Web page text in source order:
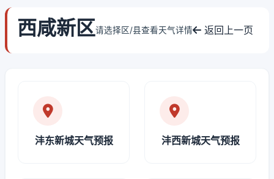
西咸新区请选择区/县查看天气详情 返回上一页
沣东新城天气预报 沣西新城天气预报